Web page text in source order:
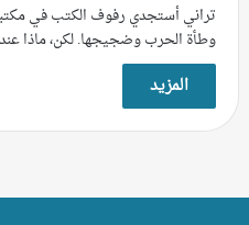
تراني أستجدي رفوف الكتب في
وطأة الحرب وضجيجها. لكن، ماذا
المزيد